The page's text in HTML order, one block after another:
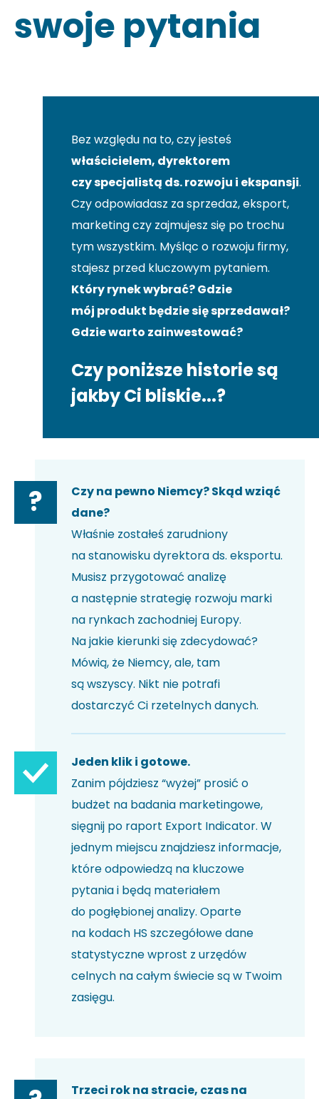
swoje pytania
Bez względu na to, czy jesteś
właścicielem, dyrektorem
czy specjalistą ds. rozwoju i ekspansji.
Czy odpowiadasz za sprzedaż, eksport,
marketing czy zajmujesz się po trochu
tym wszystkim. Myśląc o rozwoju firmy,
stajesz przed kluczowym pytaniem.
Który rynek wybrać? Gdzie
mój produkt będzie się sprzedawał?
Gdzie warto zainwestować?
Czy poniższe historie są
jakby Ci bliskie...?
?
Czy na pewno Niemcy? Skąd wziąć
dane?
Właśnie zostałeś zarudniony
na stanowisku dyrektora ds. eksportu.
Musisz przygotować analizę
a następnie strategię rozwoju marki
na rynkach zachodniej Europy.
Na jakie kierunki się zdecydować?
Mówią, że Niemcy, ale, tam
są wszyscy. Nikt nie potrafi
dostarczyć Ci rzetelnych danych.
Jeden klik i gotowe.
Zanim pójdziesz “wyżej” prosić o
budżet na badania marketingowe,
sięgnij po raport Export Indicator. W
jednym miejscu znajdziesz informacje,
które odpowiedzą na kluczowe
pytania i będą materiałem
do pogłębionej analizy. Oparte
na kodach HS szczegółowe dane
statystyczne wprost z urzędów
celnych na całym świecie są w Twoim
zasięgu.
Trzeci rok na stracie, czas na